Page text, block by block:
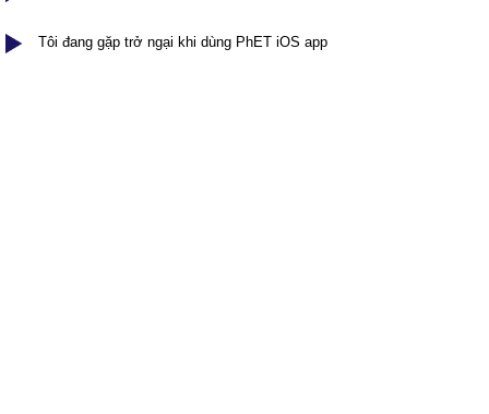
Teaching with PhET
SceneryStack OSE
Tôi đang gặp trở ngại khi dùng PhET iOS app